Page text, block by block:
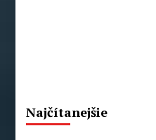
Najčítanejšie